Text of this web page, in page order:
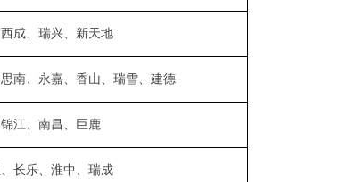
成、瑞兴、新天地
南、永嘉、香山、瑞雪、建德
江、南昌、巨鹿
长乐、淮中、瑞成